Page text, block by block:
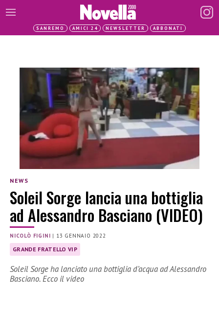
SANREMO AMICI 24 NEWSLETTER ABBONATI
NEWS
Soleil Sorge lancia una bottiglia
ad Alessandro Basciano (VIDEO)
NICOLÒ FIGINI | 13 GENNAIO 2022
GRANDE FRATELLO VIP
Soleil Sorge ha lanciato una bottiglia d’acqua ad Alessandro
Basciano. Ecco il video